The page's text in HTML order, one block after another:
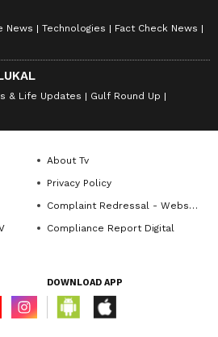
News Technologies
Fact Check News
& Life Updates
Gulf Round Up
About Tv
Privacy Policy
Complaint Redressal - Website
Compliance Report Digital
DOWNLOAD APP